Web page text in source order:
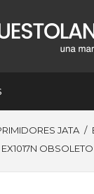
JATA
OBSOLETO